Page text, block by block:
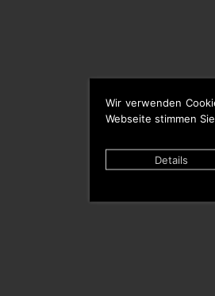
Wir verwenden
Webseite stimmen
Details